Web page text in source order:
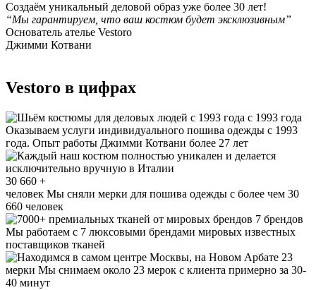
Создаём уникальный деловой образ уже более 30 лет!
“Мы гарантируем, что ваш костюм будет эксклюзивным”
Основатель ателье Vestoro
Джимми Котвани
Vestoro в цифрах
с 1993 года
Оказываем услуги индивидуального пошива одежды с 1993
года. Опыт работы Джимми Котвани более 27 лет
30 660 +
человек Мы сняли мерки для пошива одежды с более чем 30
660 человек
7 брендов
Мы работаем с 7 люксовыми брендами мировых известных
поставщиков тканей
23
мерки Мы снимаем около 23 мерок с клиента примерно за 30-
40 минут